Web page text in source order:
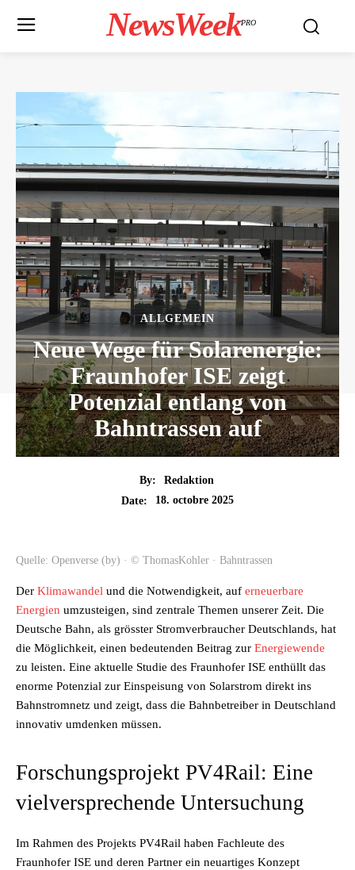
NewsWeekPRO
ALLGEMEIN
Neue Wege für Solarenergie:
Fraunhofer ISE zeigt
Potenzial entlang von
Bahntrassen auf
By:
Redaktion
Date:
18. octobre 2025
Quelle: Openverse (by) · © ThomasKohler · Bahntrassen
Der Klimawandel und die Notwendigkeit, auf erneuerbare
Energien umzusteigen, sind zentrale Themen unserer Zeit. Die
Deutsche Bahn, als grösster Stromverbraucher Deutschlands, hat
die Möglichkeit, einen bedeutenden Beitrag zur Energiewende
zu leisten. Eine aktuelle Studie des Fraunhofer ISE enthüllt das
enorme Potenzial zur Einspeisung von Solarstrom direkt ins
Bahnstromnetz und zeigt, dass die Bahnbetreiber in Deutschland
innovativ umdenken müssen.
Forschungsprojekt PV4Rail: Eine
vielversprechende Untersuchung
Im Rahmen des Projekts PV4Rail haben Fachleute des
Fraunhofer ISE und deren Partner ein neuartiges Konzept